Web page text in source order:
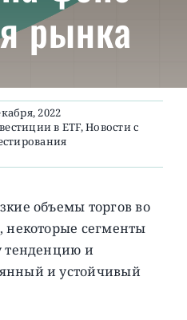
рынка
2022
в ETF,Новости с
объемы торгов во
некоторые сегменты
тенденцию и
и устойчивый